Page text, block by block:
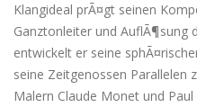
Klangideal prÃ¤gt seinen
Ganztonleiter und AuflÃ¶sung
entwickelt er seine
seine Zeitgenossen Parallelen
Malern Claude Monet und